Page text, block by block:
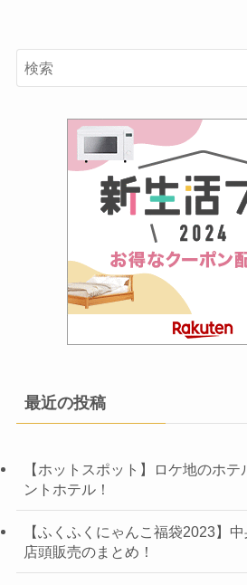
最近の投稿
【ホットスポット】ロケ地のホ
ントホテル！
【ふくふくにゃんこ福袋2023】
店頭販売のまとめ！